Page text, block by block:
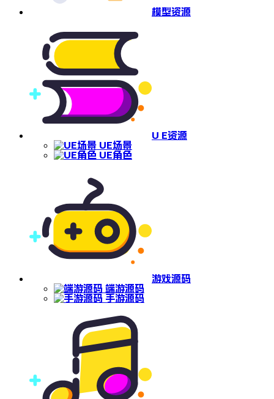
模型资源
U E资源
UE场景
UE角色
游戏源码
端游源码
手游源码